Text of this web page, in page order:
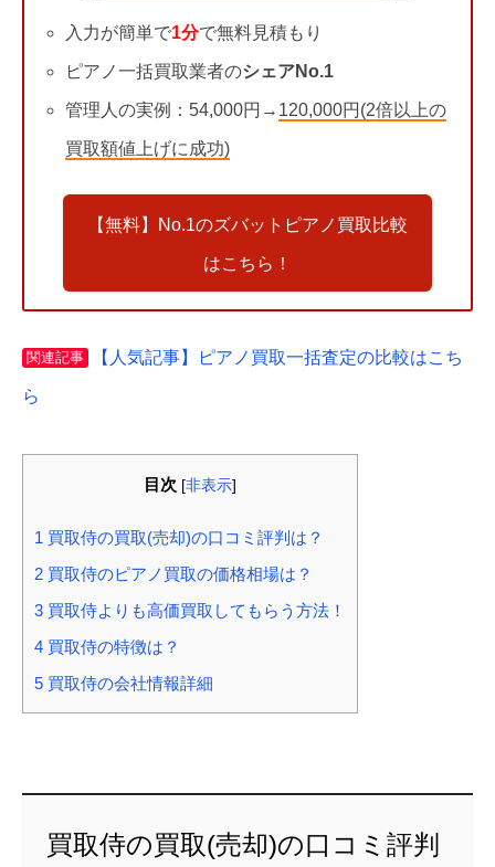
入力が簡単で1分で無料見積もり
ピアノ一括買取業者のシェアNo.1
管理人の実例：54,000円→ 120,000円(2倍以上の
買取額値上げに成功)
【無料】No.1のズバットピアノ買取比較
はこちら！
関連記事 【人気記事】ピアノ買取一括査定の比較はこち
ら
目次 [非表示]
1 買取侍の買取(売却)の口コミ評判は？
2 買取侍のピアノ買取の価格相場は？
3 買取侍よりも高価買取してもらう方法！
4 買取侍の特徴は？
5 買取侍の会社情報詳細
買取侍の買取(売却)の口コミ評判